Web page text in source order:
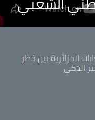
الجزائرية بين خطر
الذكي